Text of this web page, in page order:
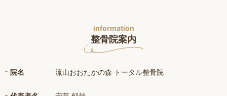
information
整骨院案内
院名 流山おおたかの森 トータル整骨院